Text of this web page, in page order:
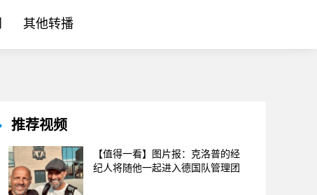
其他转播
推荐视频
【值得一看】图片报：克洛普的经
纪人将随他一起进入德国队管理团